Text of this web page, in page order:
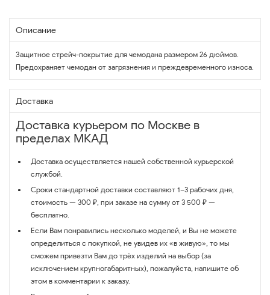
Описание
Защитное стрейч-покрытие для чемодана размером 26 дюймов.
Предохраняет чемодан от загрязнения и преждевременного износа.
Доставка
Доставка курьером по Москве в
пределах МКАД
Доставка осуществляется нашей собственной курьерской
службой.
Сроки стандартной доставки составляют 1–3 рабочих дня,
стоимость — 300 ₽, при заказе на сумму от 3 500 ₽ —
бесплатно.
Если Вам понравились несколько моделей, и Вы не можете
определиться с покупкой, не увидев их «в живую», то мы
сможем привезти Вам до трёх изделий на выбор (за
исключением крупногабаритных), пожалуйста, напишите об
этом в комментарии к заказу.